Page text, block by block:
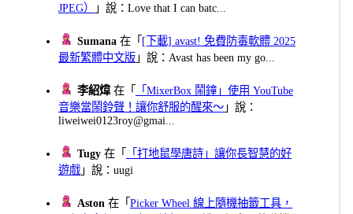
JPEG）
」說：Love that I can batc...
Sumana 在「 [下載] avast! 免費防毒軟體 2025
最新繁體中文版 」說：Avast has been my go...
李紹煒在「
「MixerBox 鬧鐘」使用 YouTube
音樂當鬧鈴聲！讓你舒服的醒來～ 」說：
liweiwei0123roy@gmai...
Tugy 在「
「打地鼠學唐詩」讓你長智慧的好
遊戲 」說：uugi
Aston 在「Picker Wheel 線上隨機抽籤工具，